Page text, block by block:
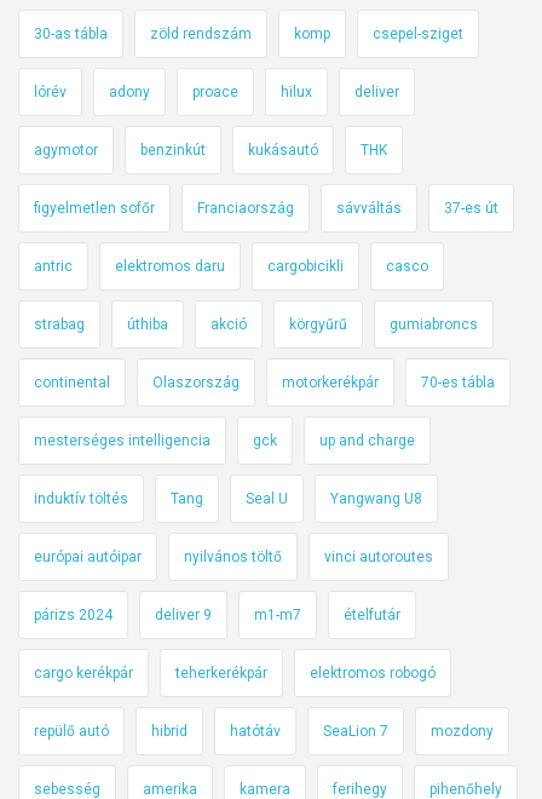
30-as tábla zöld rendszám komp csepel-sziget
lórév adony proace hilux deliver
agymotor benzinkút kukásautó THK
figyelmetlen sofőr Franciaország sávváltás 37-es út
antric elektromos daru cargobicikli casco
strabag úthiba akció körgyűrű gumiabroncs
continental Olaszország motorkerékpár 70-es tábla
mesterséges intelligencia gck up and charge
induktív töltés Tang Seal U Yangwang U8
európai autóipar nyilvános töltő vinci autoroutes
párizs 2024 deliver 9 m1-m7 ételfutár
cargo kerékpár teherkerékpár elektromos robogó
repülő autó hibrid hatótáv SeaLion 7 mozdony
sebesség amerika kamera ferihegy pihenőhely